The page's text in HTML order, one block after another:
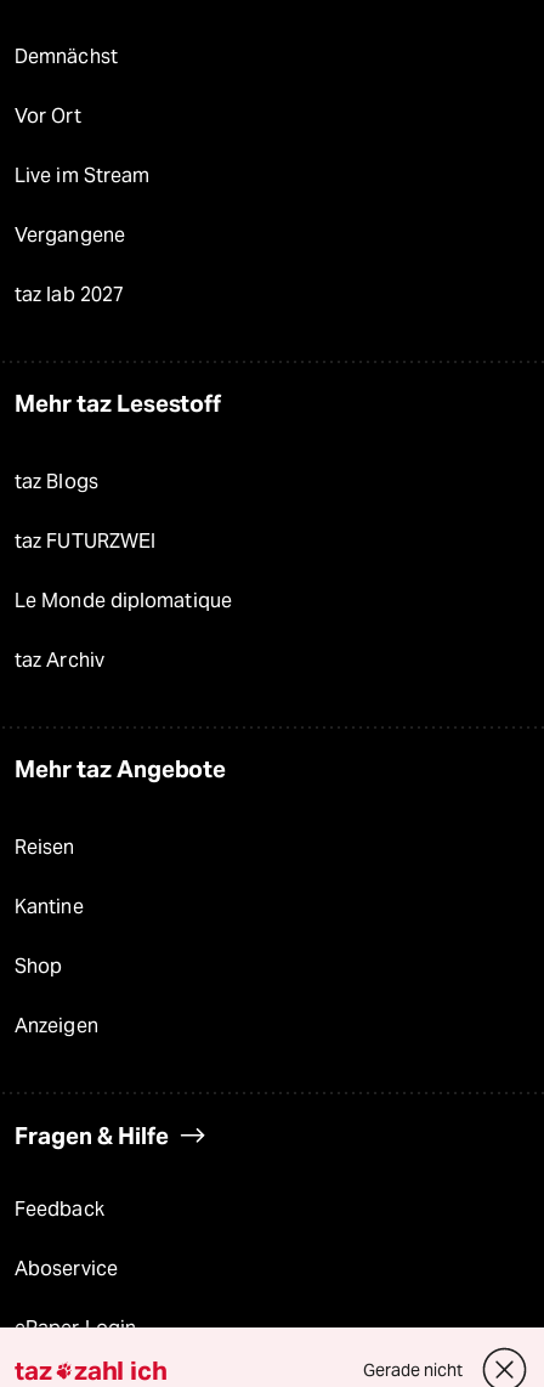
Demnächst
Vor Ort
Live im Stream
Vergangene
taz lab 2027
Mehr taz Lesestoff
taz Blogs
taz FUTURZWEI
Le Monde diplomatique
taz Archiv
Mehr taz Angebote
Reisen
Kantine
Shop
Anzeigen
Fragen & Hilfe
Feedback
Aboservice
ePaper Login
taz zahl ich Gerade nicht